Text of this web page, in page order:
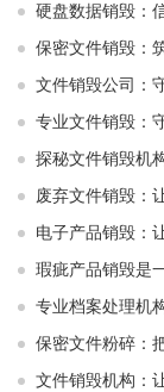
硬盘数据销毁：
保密文件销毁：
文件销毁公司：
专业文件销毁：
探秘文件销毁机
废弃文件销毁：
电子产品销毁：
瑕疵产品销毁是
专业档案处理机
保密文件粉碎：
文件销毁机构：